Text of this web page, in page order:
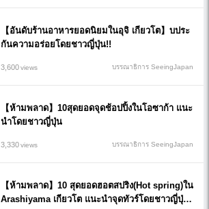
【อันดับร้านอาหารยอดนิยมในอุจิ เกียวโต】บประ
กันความอร่อยโดยชาวญี่ปุ่น!!
3,600views บรรณาธิการ SeeingJapan
【ห้ามพลาด】10สุดยอดจุดช้อปปิ้งในโอซาก้า แนะ
นำโดยชาวญี่ปุ่น
3,330views บรรณาธิการ SeeingJapan
【ห้ามพลาด】10 สุดยอดฮอตสปริง(Hot spring)ใน
Arashiyama เกียวโต แนะนำจุดทัวร์โดยชาวญี่ปุ่